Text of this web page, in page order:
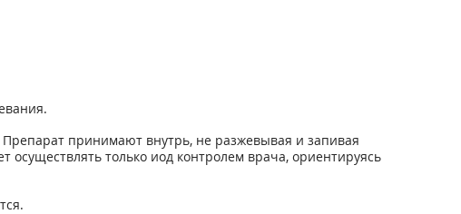
принимают внутрь, не разжевывая и запивая
только иод контролем врача, ориентируясь